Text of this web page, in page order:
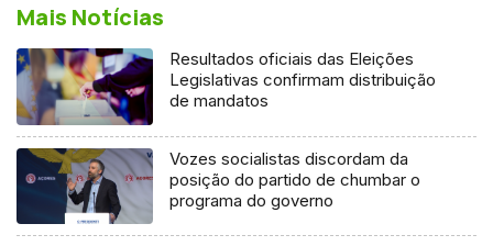
Mais Notícias
Resultados oficiais das Eleições
Legislativas confirmam distribuição
de mandatos
Vozes socialistas discordam da
posição do partido de chumbar o
programa do governo